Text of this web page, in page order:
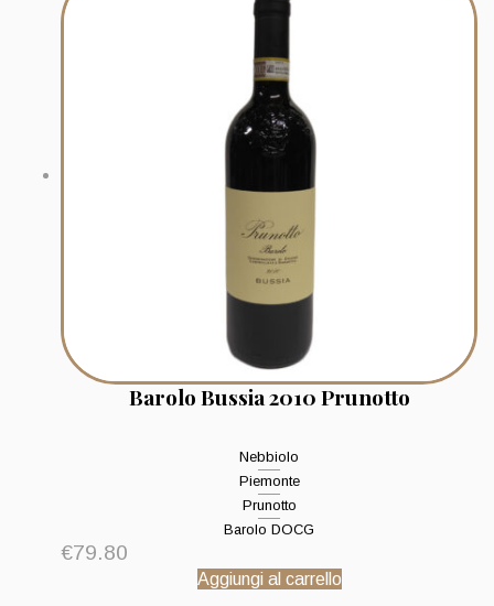
Barolo Bussia 2010 Prunotto
Nebbiolo
Piemonte
Prunotto
Barolo DOCG
€79.80
Aggiungi al carrello